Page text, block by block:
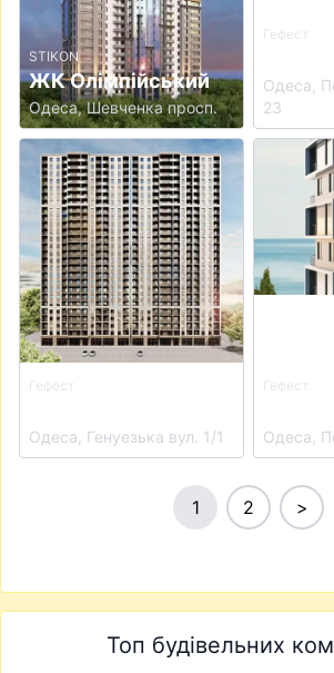
STIKON
ЖК Олімпійський
Одеса, Шевченка просп.
Гефест
Одеса,
23
View details for ЖК Еллада
Гефест
Одеса, Генуезька вул. 1/1
View
Гефест
Одеса,
1 2 >
Топ будівельних